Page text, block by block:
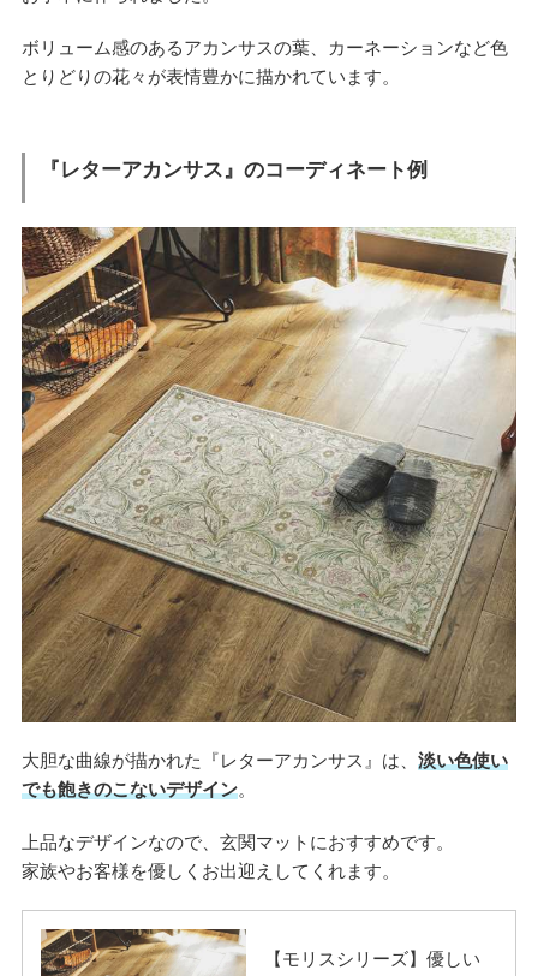
ボリューム感のあるアカンサスの葉、カーネーションなど色
とりどりの花々が表情豊かに描かれています。
『レターアカンサス』のコーディネート例
大胆な曲線が描かれた『レターアカンサス』は、 淡い色使い
でも飽きのこないデザイン。
上品なデザインなので、玄関マットにおすすめです。
家族やお客様を優しくお出迎えしてくれます。
【モリスシリーズ】優しい